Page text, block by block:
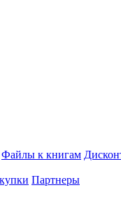
Файлы к книгам
Партнеры